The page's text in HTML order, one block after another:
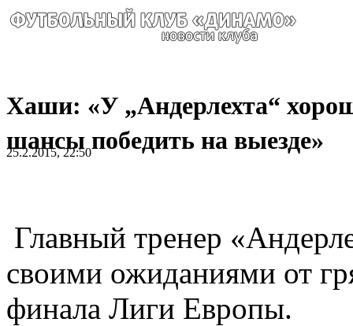
Хаши: «У „Андерлехта“
шансы победить на выезде»
25.2.2015, 22:50
Главный тренер
своими ожиданиями от
финала Лиги Европы.